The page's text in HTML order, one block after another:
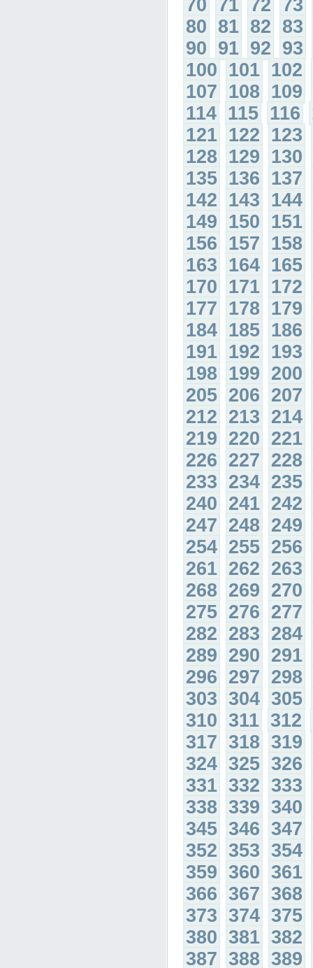
70 71 72 73
80 81 82 83
90 91 92 93
100 101 102
107 108 109
114 115 116
121 122 123
128 129 130
135 136 137
142 143 144
149 150 151
156 157 158
163 164 165
170 171 172
177 178 179
184 185 186
191 192 193
198 199 200
205 206 207
212 213 214
219 220 221
226 227 228
233 234 235
240 241 242
247 248 249
254 255 256
261 262 263
268 269 270
275 276 277
282 283 284
289 290 291
296 297 298
303 304 305
310 311 312
317 318 319
324 325 326
331 332 333
338 339 340
345 346 347
352 353 354
359 360 361
366 367 368
373 374 375
380 381 382
387 388 389